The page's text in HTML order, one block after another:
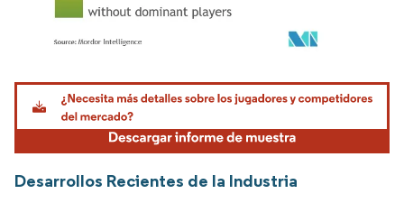
Imagen © Mordor Intelligence. El uso requiere atribución según CC BY 4.0.
Desarrollos Recientes de la Industria